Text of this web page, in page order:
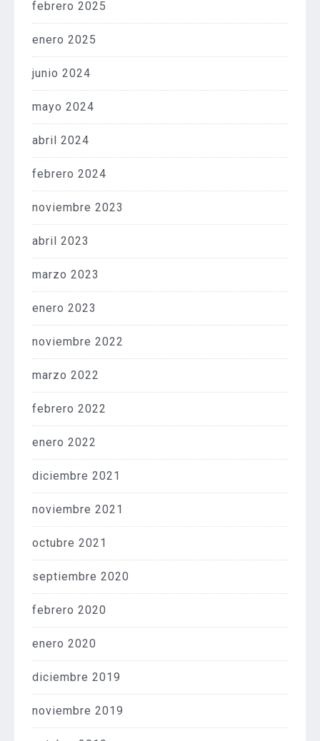
febrero 2025
enero 2025
junio 2024
mayo 2024
abril 2024
febrero 2024
noviembre 2023
abril 2023
marzo 2023
enero 2023
noviembre 2022
marzo 2022
febrero 2022
enero 2022
diciembre 2021
noviembre 2021
octubre 2021
septiembre 2020
febrero 2020
enero 2020
diciembre 2019
noviembre 2019